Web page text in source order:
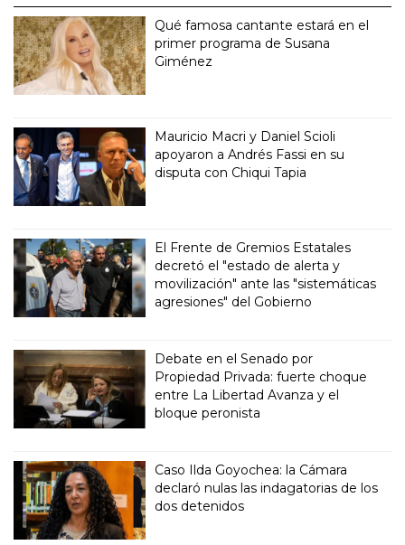
Qué famosa cantante estará en el
primer programa de Susana
Giménez
Mauricio Macri y Daniel Scioli
apoyaron a Andrés Fassi en su
disputa con Chiqui Tapia
El Frente de Gremios Estatales
decretó el "estado de alerta y
movilización" ante las "sistemáticas
agresiones" del Gobierno
Debate en el Senado por
Propiedad Privada: fuerte choque
entre La Libertad Avanza y el
bloque peronista
Caso Ilda Goyochea: la Cámara
declaró nulas las indagatorias de los
dos detenidos